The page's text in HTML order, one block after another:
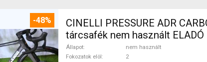
-48%
CINELLI PRESSURE ADR
tárcsafék nem használt ELADÓ
Állapot
nem használt
Fokozatok elöl
2